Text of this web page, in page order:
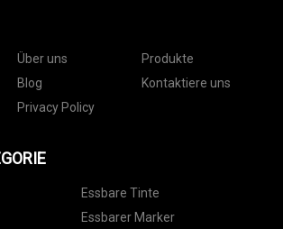
Über uns
Produkte
Blog
Kontaktiere uns
Privacy Policy
Essbare Tinte
Essbarer Marker